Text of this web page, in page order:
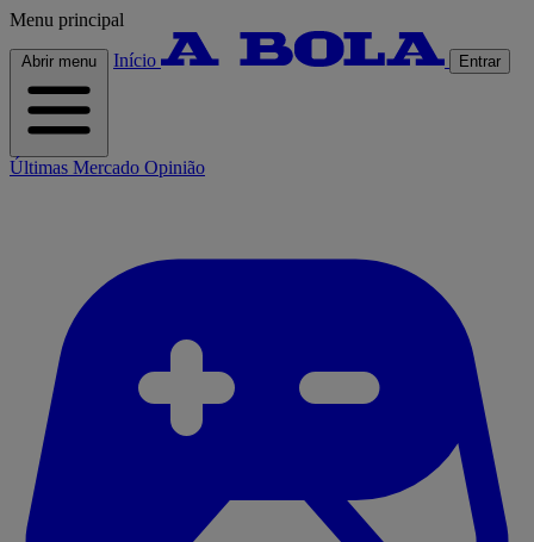
Menu principal
Abrir menu Início Entrar
Últimas Mercado Opinião